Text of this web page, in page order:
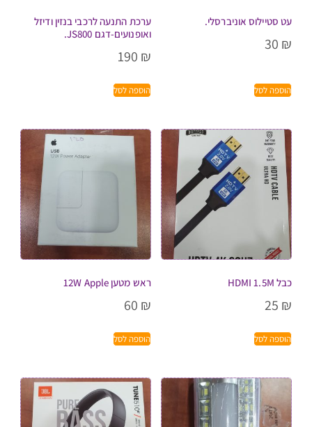
עט סטיילוס אוניברסלי.
30 ₪
הוספה לסל
ערכת התנעה לרכבי בנזין ודיזל
ואופנועים-דגם JS800.
190 ₪
הוספה לסל
כבל HDMI 1.5M
25 ₪
הוספה לסל
ראש מטען 12W Apple
60 ₪
הוספה לסל